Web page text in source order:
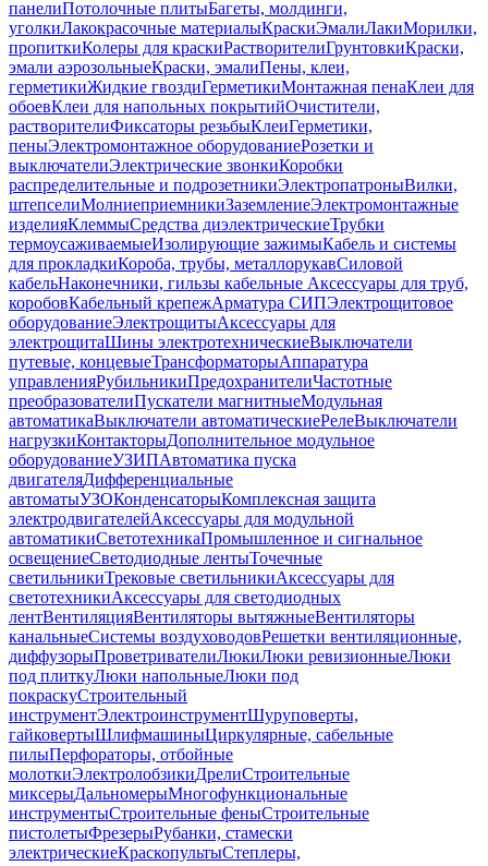
панелиПотолочные плитыБагеты, молдинги,
уголкиЛакокрасочные материалыКраскиЭмалиЛакиМорилки,
пропиткиКолеры для краскиРастворителиГрунтовкиКраски,
эмали аэрозольныеКраски, эмалиПены, клеи,
герметикиЖидкие гвоздиГерметикиМонтажная пенаКлеи для
обоевКлеи для напольных покрытийОчистители,
растворителиФиксаторы резьбыКлеиГерметики,
пеныЭлектромонтажное оборудованиеРозетки и
выключателиЭлектрические звонкиКоробки
распределительные и подрозетникиЭлектропатроныВилки,
штепселиМолниеприемникиЗаземлениеЭлектромонтажные
изделияКлеммыСредства диэлектрическиеТрубки
термоусаживаемыеИзолирующие зажимыКабель и системы
для прокладкиКороба, трубы, металлорукавСиловой
кабельНаконечники, гильзы кабельные Аксессуары для труб,
коробовКабельный крепежАрматура СИПЭлектрощитовое
оборудованиеЭлектрощитыАксессуары для
электрощитаШины электротехническиеВыключатели
путевые, концевыеТрансформаторыАппаратура
управленияРубильникиПредохранителиЧастотные
преобразователиПускатели магнитныеМодульная
автоматикаВыключатели автоматическиеРелеВыключатели
нагрузкиКонтакторыДополнительное модульное
оборудованиеУЗИПАвтоматика пуска
двигателяДифференциальные
автоматыУЗОКонденсаторыКомплексная защита
электродвигателейАксессуары для модульной
автоматикиСветотехникаПромышленное и сигнальное
освещениеСветодиодные лентыТочечные
светильникиТрековые светильникиАксессуары для
светотехникиАксессуары для светодиодных
лентВентиляцияВентиляторы вытяжныеВентиляторы
канальныеСистемы воздуховодовРешетки вентиляционные,
диффузорыПроветривателиЛюкиЛюки ревизионныеЛюки
под плиткуЛюки напольныеЛюки под
покраскуСтроительный
инструментЭлектроинструментШуруповерты,
гайковертыШлифмашиныЦиркулярные, сабельные
пилыПерфораторы, отбойные
молоткиЭлектролобзикиДрелиСтроительные
миксерыДальномерыМногофункциональные
инструментыСтроительные феныСтроительные
пистолетыФрезерыРубанки, стамески
электрическиеКраскопультыСтеплеры,